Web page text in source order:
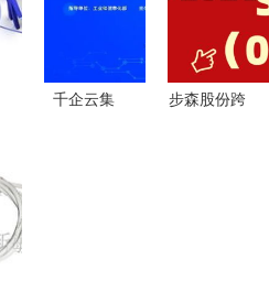
千企云集
步森股份跨